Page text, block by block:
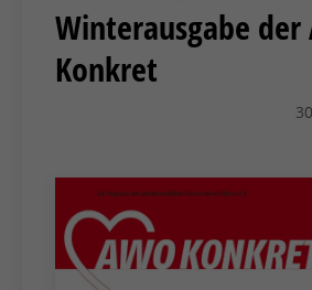
Winterausgabe der
Konkret